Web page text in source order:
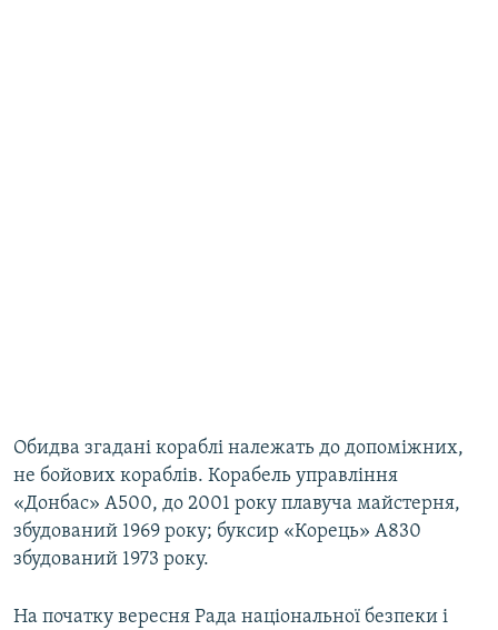
Обидва згадані кораблі належать до допоміжних,
не бойових кораблів. Корабель управління
«Донбас» A500, до 2001 року плавуча майстерня,
збудований 1969 року; буксир «Корець» A830
збудований 1973 року.
На початку вересня Рада національної безпеки і